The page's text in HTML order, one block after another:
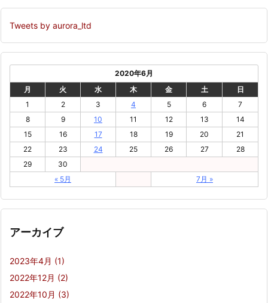
Tweets by aurora_ltd
2020年6月
月
火 水 木 金 土 日
« 5月 7月 »
1 2 3 4 5 6
7
8
9 10 11 12 13
14
15
16 17 18 19 20
21
22
23 24 25 26 27
28
29
30
アーカイブ
2023年4月 (1)
2022年12月 (2)
2022年10月 (3)